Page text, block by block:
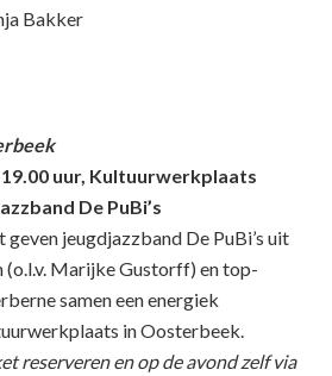
Bakker
uur, Kultuurwerkplaats
De PuBi’s
jeugdjazzband De PuBi’s uit
(o.l.v. Marijke Gustorff) en top-
samen een energiek
in Oosterbeek.
reserveren en op de avond zelf via